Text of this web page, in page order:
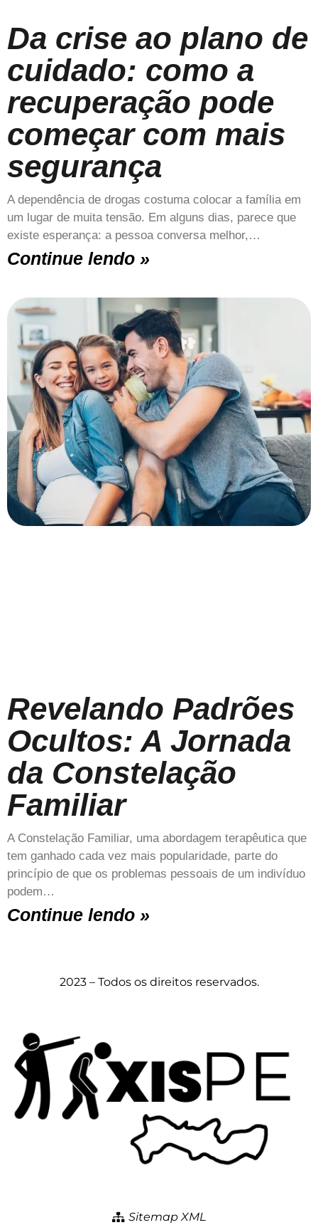
Da crise ao plano de
cuidado: como a
recuperação pode
começar com mais
segurança
A dependência de drogas costuma colocar a família em
um lugar de muita tensão. Em alguns dias, parece que
existe esperança: a pessoa conversa melhor,…
Continue lendo »
Revelando Padrões
Ocultos: A Jornada
da Constelação
Familiar
A Constelação Familiar, uma abordagem terapêutica que
tem ganhado cada vez mais popularidade, parte do
princípio de que os problemas pessoais de um indivíduo
podem…
Continue lendo »
2023 – Todos os direitos reservados.
Sitemap XML